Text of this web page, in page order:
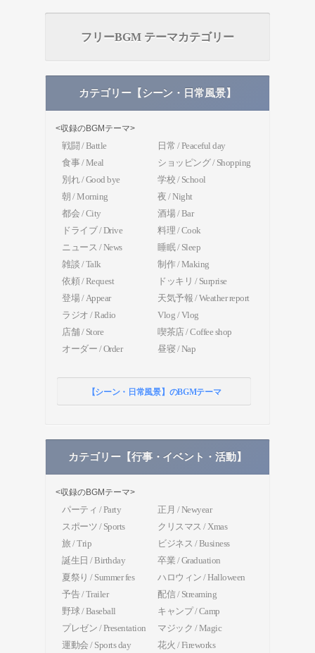
フリーBGM テーマカテゴリー
カテゴリー【シーン・日常風景】
<収録のBGMテーマ>
戦闘 / Battle
日常 / Peaceful day
食事 / Meal
ショッピング / Shopping
別れ / Good bye
学校 / School
朝 / Morning
夜 / Night
都会 / City
酒場 / Bar
ドライブ / Drive
料理 / Cook
ニュース / News
睡眠 / Sleep
雑談 / Talk
制作 / Making
依頼 / Request
ドッキリ / Surprise
登場 / Appear
天気予報 / Weather report
ラジオ / Radio
Vlog / Vlog
店舗 / Store
喫茶店 / Coffee shop
オーダー / Order
昼寝 / Nap
【シーン・日常風景】のBGMテーマ
カテゴリー【行事・イベント・活動】
<収録のBGMテーマ>
パーティ / Party
正月 / Newyear
スポーツ / Sports
クリスマス / Xmas
旅 / Trip
ビジネス / Business
誕生日 / Birthday
卒業 / Graduation
夏祭り / Summer fes
ハロウィン / Halloween
予告 / Trailer
配信 / Streaming
野球 / Baseball
キャンプ / Camp
プレゼン / Presentation
マジック / Magic
運動会 / Sports day
花火 / Fireworks